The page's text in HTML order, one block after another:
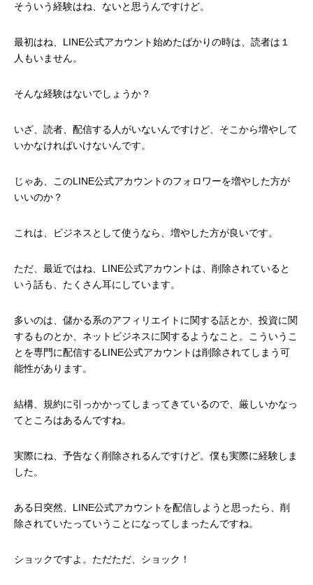
そういう経験はね、ないと思うんですけど。
最初はね、LINE公式アカウント始めたばかりの時は、読者は１
人もいません。
そんな経験はないでしょうか？
いざ、読者、配信する人がいないんですけど、そこから増やして
いかなければいけないんです。
じゃあ、このLINE公式アカウントのフォロワーを増やした方が
いいのか？
これは、ビジネスとして使うなら、増やした方が良いです。
ただ、最近ではね、LINE公式アカウントは、削除されていると
いう話も、たくさん耳にしています。
多いのは、儲かる系のアフィリエイトに関する話とか、投資に関
するものとか、ネットビジネスに関するようなこと。こういうこ
とを専門に配信するLINE公式アカウントは削除されてしまう可
能性があります。
結構、規約に引っかかってしまってきているので、厳しいかなっ
てところはあるんですね。
実際にね、予告なく削除されるんですけど。僕も実際に経験しま
した。
ある日突然、LINE公式アカウントを配信しようと思ったら、削
除されていたっていうことになってしまったんですね。
ショックですよ。ただただ、ショック！